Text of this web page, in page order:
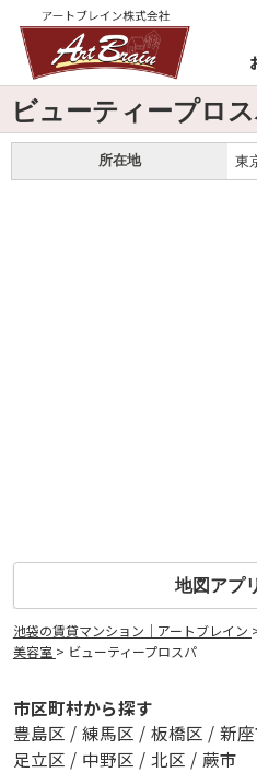
ビューティープロ
所在地 東
地図アプ
池袋の賃貸マンション｜アートブレイン
美容室 > ビューティープロスパ
市区町村から探す
豊島区 / 練馬区 / 板橋区 / 新
足立区 / 中野区 / 北区 / 蕨市